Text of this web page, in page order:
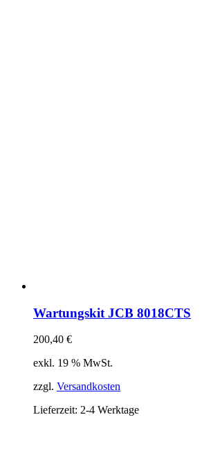
Wartungskit JCB 8018CTS
200,40 €
exkl. 19 % MwSt.
zzgl. Versandkosten
Lieferzeit: 2-4 Werktage